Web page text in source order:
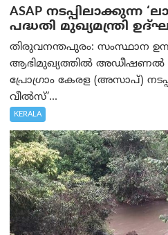
ASAP
പദ്ധതി മുഖ്യമന്ത്രി
തിരുവനന്തപുരം: സംസ്ഥാന
ആഭിമുഖ്യത്തിൽ അഡീഷണൽ
പ്രോഗ്രാം കേരള (അസാപ്)
വീൽസ്’...
KERALA